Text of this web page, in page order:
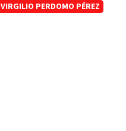
VIRGILIO PERDOMO PÉREZ